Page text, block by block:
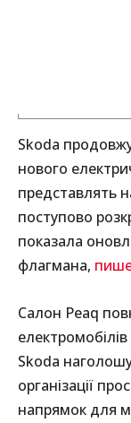
Skoda
нового
представлять
поступово
показала
флагмана,
Салон Peaq
Skoda
організації
напрямок для